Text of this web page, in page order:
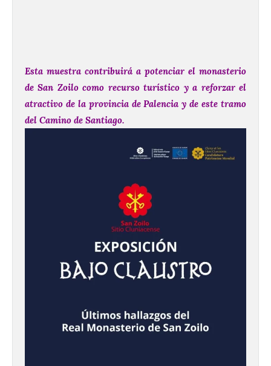
Esta muestra contribuirá a potenciar el monasterio
de San Zoilo como recurso turístico y a reforzar el
atractivo de la provincia de Palencia y de este tramo
del Camino de Santiago.